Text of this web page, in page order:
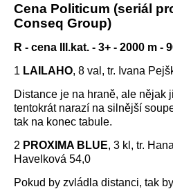
Cena Politicum (seriál
Conseq Group)
R - cena III.kat. - 3+ - 2000 m -
1 LAILAHO, 8 val, tr. Ivana
Distance je na hraně, ale nějak
tentokrát narazí na silnější
tak na konec tabule.
2 PROXIMA BLUE, 3 kl, tr.
Havelková 54,0
Pokud by zvládla distanci, tak